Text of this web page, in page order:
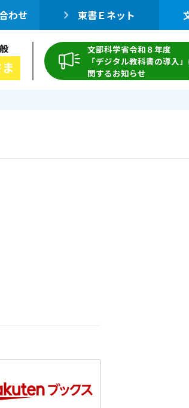
わせ 東書Ｅネット
文部科学省令和８年度
「デジタル教科書の導入
関するお知らせ